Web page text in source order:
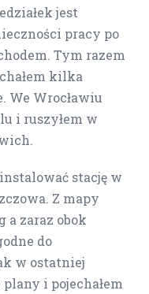
jest
pracy po
Tym razem
kilka
We Wrocławiu
i ruszyłem w
stację w
Z mapy
a zaraz obok
do
w ostatniej
i pojechałem